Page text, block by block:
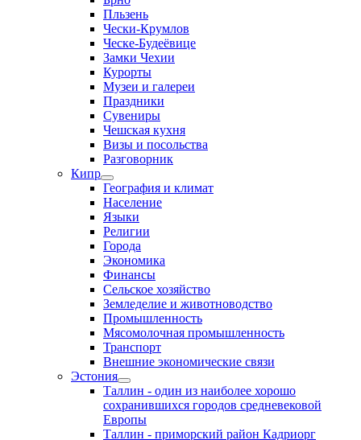
Пльзень
Чески-Крумлов
Ческе-Будеёвице
Замки Чехии
Курорты
Музеи и галереи
Праздники
Сувениры
Чешская кухня
Визы и посольства
Разговорник
Кипр
География и климат
Население
Языки
Религии
Города
Экономика
Финансы
Сельское хозяйство
Земледелие и животноводство
Промышленность
Мясомолочная промышленность
Транспорт
Внешние экономические связи
Эстония
Таллин - один из наиболее хорошо
сохранившихся городов средневековой
Европы
Таллин - приморский район Кадриорг